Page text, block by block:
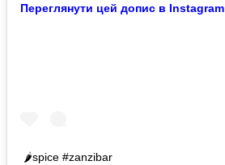
Переглянути цей допис в Instagram
🌶spice #zanzibar